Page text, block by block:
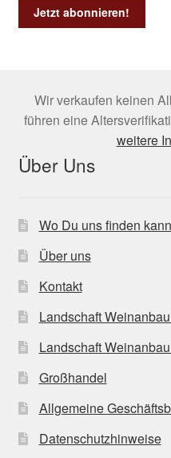
Wir verkaufen keinen
führen eine
weitere
Über Uns
Wo Du uns finden
Über uns
Kontakt
Landschaft
Landschaft
Großhandel
Allgemeine
Datenschutzhinweise